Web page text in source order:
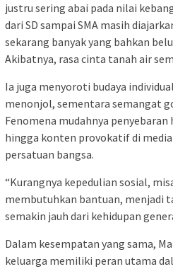
justru sering abai pada nilai
dari SD sampai SMA masih
sekarang banyak yang bahkan
Akibatnya, rasa cinta tanah air
Ia juga menyoroti budaya
menonjol, sementara semangat
Fenomena mudahnya penyebaran
hingga konten provokatif di
persatuan bangsa.
“Kurangnya kepedulian sosial,
membutuhkan bantuan, menjadi
semakin jauh dari kehidupan
Dalam kesempatan yang sama,
keluarga memiliki peran utama